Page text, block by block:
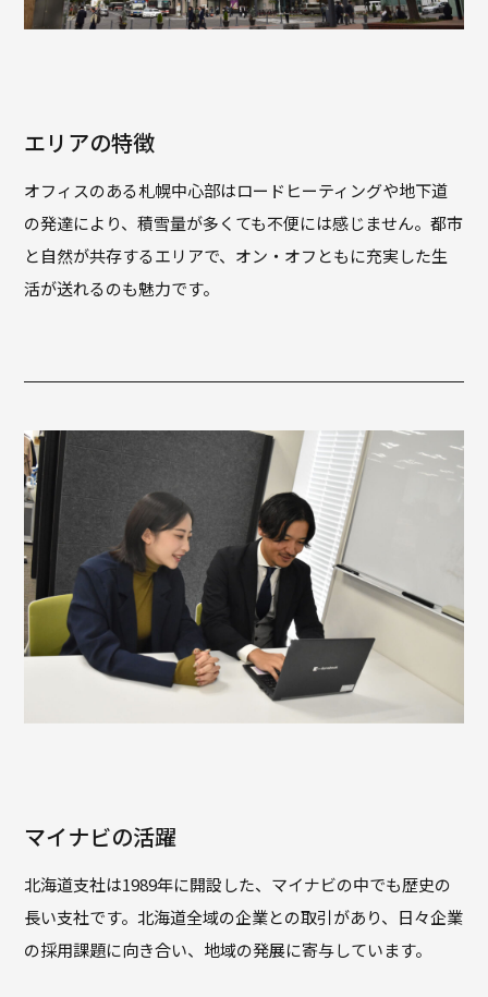
エリアの特徴
オフィスのある札幌中心部はロードヒーティングや地下道
の発達により、積雪量が多くても不便には感じません。都市
と自然が共存するエリアで、オン・オフともに充実した生
活が送れるのも魅力です。
マイナビの活躍
北海道支社は1989年に開設した、マイナビの中でも歴史の
長い支社です。北海道全域の企業との取引があり、日々企業
の採用課題に向き合い、地域の発展に寄与しています。